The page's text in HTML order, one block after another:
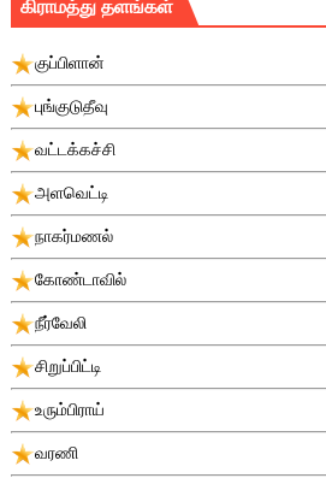
கிராமத்து தளங்கள்
குப்பிளான்
புங்குடுதீவு
வட்டக்கச்சி
அளவெட்டி
நாகர்மணல்
கோண்டாவில்
நீர்வேலி
சிறுப்பிட்டி
உரும்பிராய்
வரணி